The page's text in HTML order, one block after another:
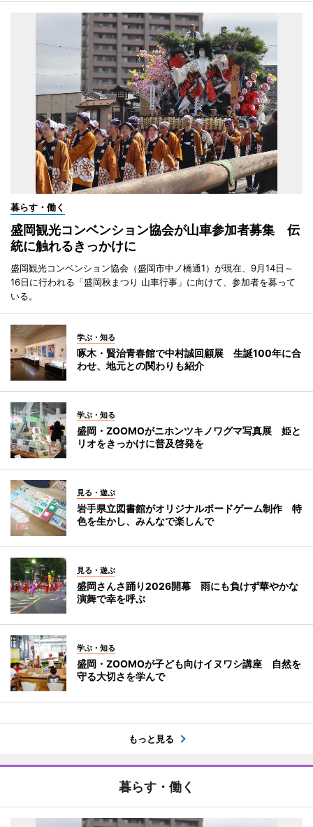
暮らす・働く
盛岡観光コンベンション協会が山車参加者募集 伝
統に触れるきっかけに
盛岡観光コンベンション協会（盛岡市中ノ橋通1）が現在、9月14日～
16日に行われる「盛岡秋まつり 山車行事」に向けて、参加者を募って
いる。
学ぶ・知る
啄木・賢治青春館で中村誠回顧展 生誕100年に合
わせ、地元との関わりも紹介
学ぶ・知る
盛岡・ZOOMOがニホンツキノワグマ写真展 姫と
リオをきっかけに普及啓発を
見る・遊ぶ
岩手県立図書館がオリジナルボードゲーム制作 特
色を生かし、みんなで楽しんで
見る・遊ぶ
盛岡さんさ踊り2026開幕 雨にも負けず華やかな
演舞で幸を呼ぶ
学ぶ・知る
盛岡・ZOOMOが子ども向けイヌワシ講座 自然を
守る大切さを学んで
もっと見る
暮らす・働く